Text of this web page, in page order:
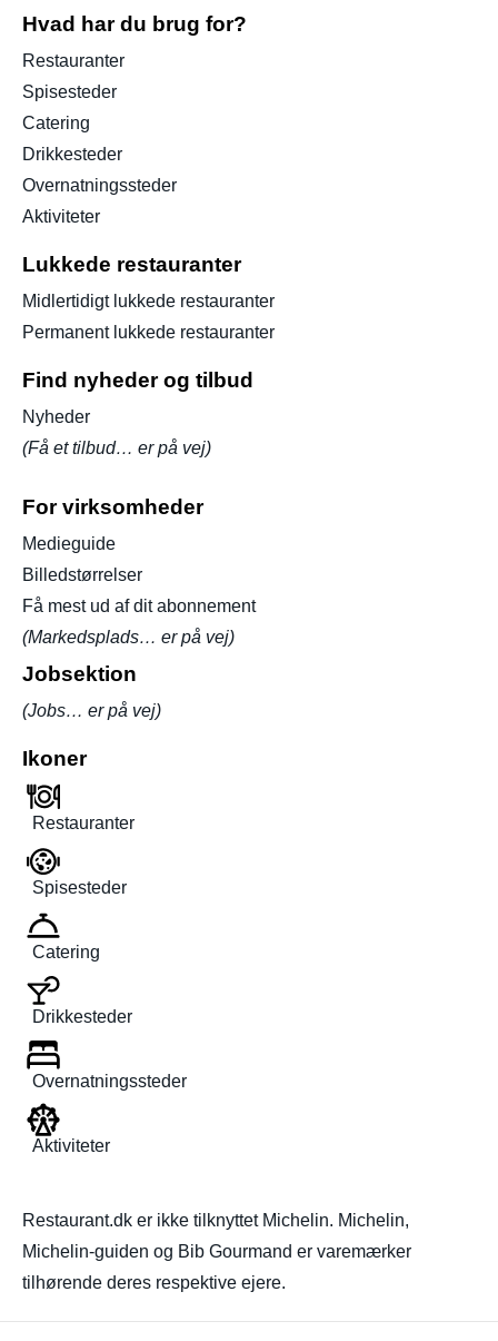
Hvad har du brug for?
Restauranter
Spisesteder
Catering
Drikkesteder
Overnatningssteder
Aktiviteter
Lukkede restauranter
Midlertidigt lukkede restauranter
Permanent lukkede restauranter
Find nyheder og tilbud
Nyheder
(Få et tilbud… er på vej)
For virksomheder
Medieguide
Billedstørrelser
Få mest ud af dit abonnement
(Markedsplads… er på vej)
Jobsektion
(Jobs… er på vej)
Ikoner
Restauranter
Spisesteder
Catering
Drikkesteder
Overnatningssteder
Aktiviteter
Restaurant.dk er ikke tilknyttet Michelin. Michelin,
Michelin-guiden og Bib Gourmand er varemærker
tilhørende deres respektive ejere.